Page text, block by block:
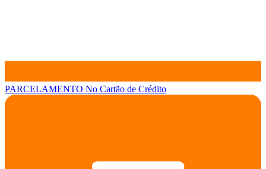
PARCELAMENTO No Cartão de Crédito